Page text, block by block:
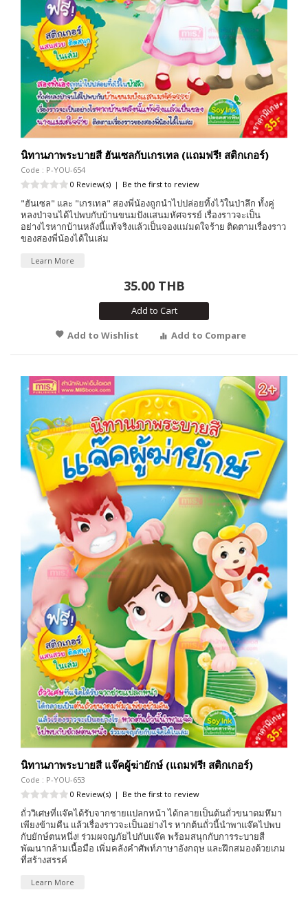
นิทานภาพระบายสี ฮันเซลกับเกรเทล (แถมฟรี! สติกเกอร์)
Code : P-YOU-654
0 Review(s) | Be the first to review
"ฮันเซล" และ "เกรเทล" สองพี่น้องถูกนำไปปล่อยทิ้งไว้ในป่าลึก ทั้งคู่
หลงป่าจนได้ไปพบกับบ้านขนมปังแสนมหัศจรรย์ เรื่องราวจะเป็น
อย่างไรหากบ้านหลังนี้แท้จริงแล้วเป็นจองแม่มดใจร้าย ติดตามเรื่องราว
ของสองพี่น้องได้ในเล่ม
Learn More
35.00 THB
Add to Cart
Add to Wishlist
Add to Compare
นิทานภาพระบายสี แจ๊คผู้ฆ่ายักษ์ (แถมฟรี! สติกเกอร์)
Code : P-YOU-653
0 Review(s) | Be the first to review
ถั่ววิเศษที่แจ๊คได้รับจากชายแปลกหน้า ได้กลายเป็นต้นถั่วขนาดมหึมา
เพียงข้ามคืน แล้วเรื่องราวจะเป็นอย่างไร หากต้นถั่วนี้นำพาแจ๊คไปพบ
กับยักษ์ตนหนึ่ง! ร่วมผจญภัยไปกับแจ๊ค พร้อมสนุกกับการระบายสี
พัฒนากล้ามเนื้อมือ เพิ่มคลังคำศัพท์ภาษาอังกฤษ และฝึกสมองด้วยเกม
ที่สร้างสรรค์
Learn More